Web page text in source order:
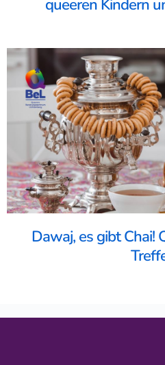
queeren Kindern
Dawaj, es gibt Chai!